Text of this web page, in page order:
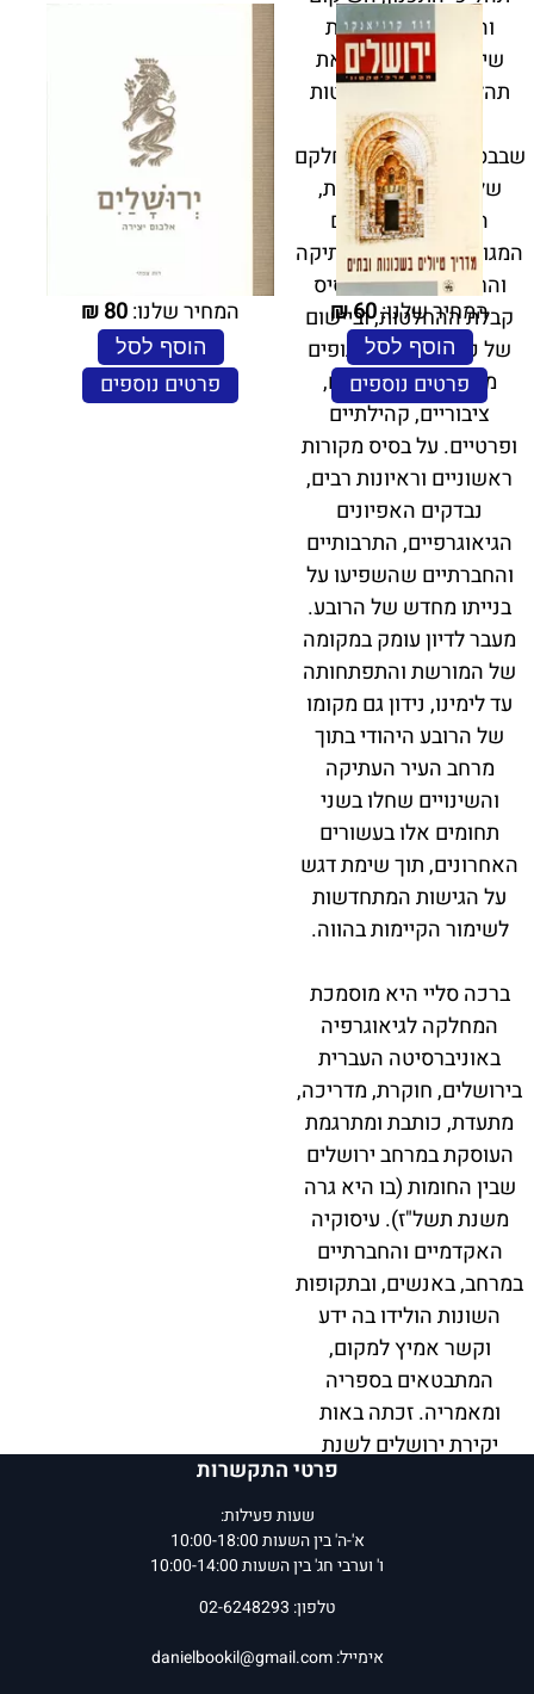
והשימור של ראשית
שיקומו של הרובע ואת
תהליכי קבלת ההחלטות
(הסותרות לעתים)
שבבסיסם. הספר דן בחלקם
של המורשת, הזהויות,
הערכים והנרטיבים
המגוונים של העיר העתיקה
והרובע היהודי שבבסיס
קבלת ההחלטות, וביישום
של כל אלה על ידי גופים
ממשלתיים, עירוניים,
ציבוריים, קהילתיים
ופרטיים. על בסיס מקורות
ראשוניים וראיונות רבים,
נבדקים האפיונים
הגיאוגרפיים, התרבותיים
והחברתיים שהשפיעו על
בנייתו מחדש של הרובע.
מעבר לדיון עומק במקומה
של המורשת והתפתחותה
עד לימינו, נידון גם מקומו
של הרובע היהודי בתוך
מרחב העיר העתיקה
והשינויים שחלו בשני
תחומים אלו בעשורים
האחרונים, תוך שימת דגש
על הגישות המתחדשות
לשימור הקיימות בהווה.
ברכה סליי היא מוסמכת
המחלקה לגיאוגרפיה
באוניברסיטה העברית
בירושלים, חוקרת, מדריכה,
מתעדת, כותבת ומתרגמת
העוסקת במרחב ירושלים
שבין החומות (בו היא גרה
משנת תשל"ז). עיסוקיה
האקדמיים והחברתיים
במרחב, באנשים, ובתקופות
השונות הולידו בה ידע
וקשר אמיץ למקום,
המתבטאים בספריה
ומאמריה. זכתה באות
יקירת ירושלים לשנת
רות קרק היא פרופסורית מן
המניין במחלקה לגיאוגרפיה
באוניברסיטה העברית
ומעל ל־200 מאמרים על
המחיר שלנו:60
₪
הוסף לסל
פרטים נוספים
המחיר שלנו:80
₪
הוסף לסל
פרטים נוספים
פרטי התקשרות
שעות פעילות:
א'-ה' בין השעות 10:00-18:00
ו' וערבי חג' בין השעות 10:00-14:00
טלפון: 02-6248293
אימייל:danielbookil@gmail.com